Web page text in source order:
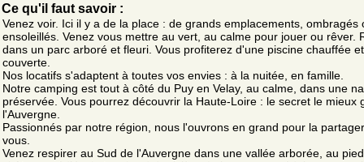
Ce qu'il faut savoir :
Venez voir. Ici il y a de la place : de grands emplacements, ombragés
ensoleillés. Venez vous mettre au vert, au calme pour jouer ou rêver.
dans un parc arboré et fleuri. Vous profiterez d'une piscine chauffée et
couverte.
Nos locatifs s'adaptent à toutes vos envies : à la nuitée, en famille.
Notre camping est tout à côté du Puy en Velay, au calme, dans une
préservée. Vous pourrez découvrir la Haute-Loire : le secret le mieux
l'Auvergne.
Passionnés par notre région, nous l'ouvrons en grand pour la
vous.
Venez respirer au Sud de l'Auvergne dans une vallée arborée, au